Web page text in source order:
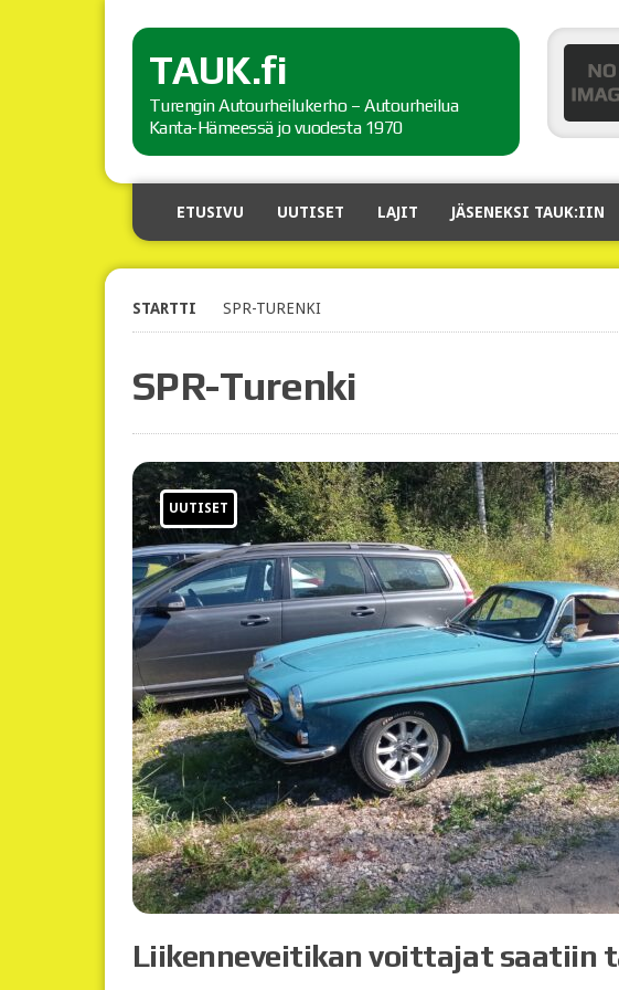
TAUK.fi
Turengin Autourheilukerho – Autourheilua
Kanta-Hämeessä jo vuodesta 1970
ETUSIVU UUTISET LAJIT JÄSENEKSI TAUK:IIN
STARTTI SPR-TURENKI
SPR-Turenki
UUTISET
Liikenneveitikan voittajat saatiin